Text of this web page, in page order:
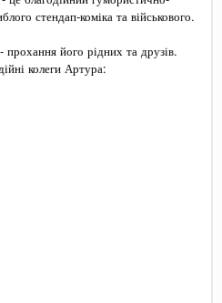
стендап-коміка та військового.
його рідних та друзів.
колеги Артура: